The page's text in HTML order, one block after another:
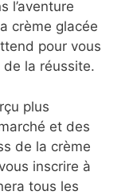
l’aventure
crème glacée
pour vous
la réussite.
plus
et des
de la crème
inscrire à
tous les